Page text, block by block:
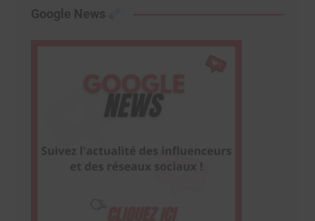
Google News